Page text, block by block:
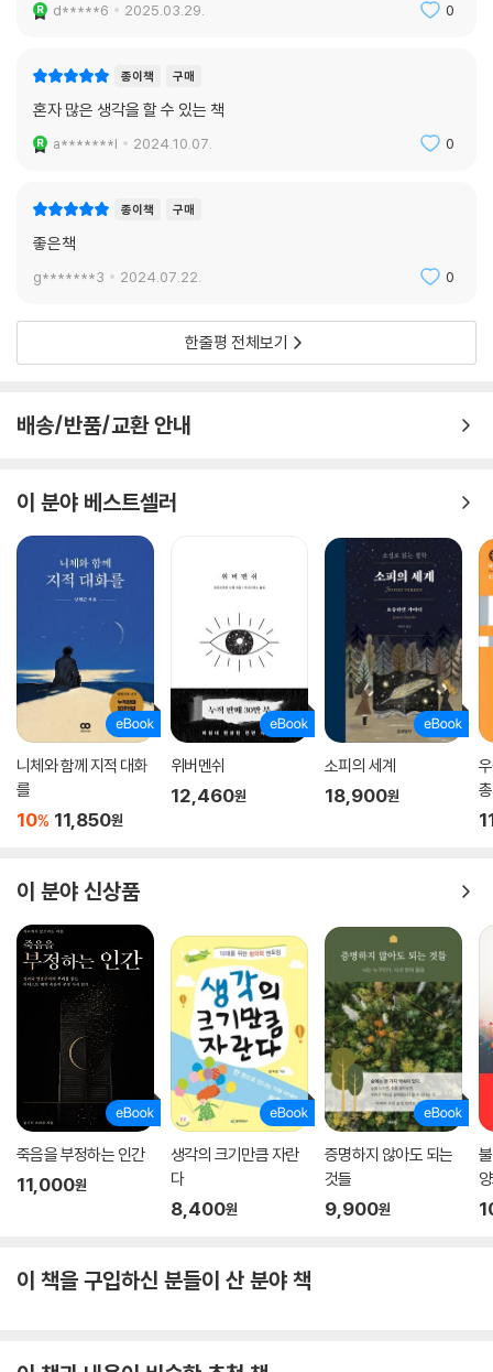
요즘도 프로스포츠 분야에서 운동능력 강화 약물을 사용하는 경우가 빈번
과거에는 선발 투수가 속한 팀의 득점이 부진하면 나쁜 운을 탓하면서 담
경우가 상당히 늘어나서, 그런 약제를 복용하지 않고 경기에 나오는 선수
들은 “발가벗고 출전했다”는 비난을 받기도 한다. (5장 정복과 선물_겸손
약화로 이어진다. 성공이 전적으로 자신의 선택과 노력의 결과만이 아니라
는 인식은 우리가 시장경제에서 거둬들인 수확물을 상대적으로 재능을 덜
그러나 선물로 주어진 재능의 우연성을 무시하면 “성공은 미덕과 능력을
가진 자만이 쓸 수 있는 왕관이며, 부자들이 부자인 것은 가난한 이들보다
보험을 예로 들어보자. (…) 보험 시장은 사람들이 질병이나 사고와 관련된
다. 유전자 검사 기술이 발전하여 각 개인의 병력과 기대수명을 신뢰할 만
한수준으로 예측할 수 있게 된다고 가정해보자. 건강하게 오래 살 수 있다
고 확신하는 사람은 보험에 가입하려 하지 않을 것이고, 건강하지 못할 운
명을 지닌 사람이 부담하는 보험료는 엄청나게 치솟을 것이다. 좋은 유전
자를 가진 사람들이 나쁜 유전자를 가진 사람들이 속한 보험회사에서 탈퇴
하기 시작하면서 보험의 연대성 측면이 사라지게 될 것이다. (5장 정복과
선물_겸손과 책임과 연대)
이 책은 여러 생명공학 기술의 윤리 문제를 다루고 있지만, 샌델이 제안하
는 우리의 태도와 인식의 방향은 비단 생명공학 분야에만 머무르지 않는
다. 그가 끊임없이 제기하는 의문과 반론은 현대 과학이 견지한 윤리적 입
장에 대한 비판과 반성을 촉구하고, 나아가 우리는 어떤 사회에서 살고 싶
은가, 존재 방식에 대한 바람직한 태도는 무엇인가, 삶에 대한 올바른 마음
의 습관은 무엇인가라는 질문의 답을 고민하게 해준다. 샌델이 지적했듯이
리는 유전적으로 완벽해지려는 인간의 일부 시도들이 윤리적으로 불안한
증을 해소할 길잡이가 되어줄 것이다.
■ 본문 중에서
유전학의 획기적인 발전은 밝은 전망과 어두운 우려를 동시에 안겨준다.
유전학은 인간을 괴롭히는 다양한 질병을 치료하거나 예방할 길을 열어준
다는 점에서 밝은 전망을 제공한다. 우려되는 점은 새로운 유전학적 지식
으로 인해 자연으로서의 우리 모습을 마음대로 조작할 수 있을지도 모른다
는 사실이다. 가령 근육의 힘과 기억력과 기분을 향상시키고, 자녀의 성별
과 키를 비롯한 유전적 특질을 선택하고, 신체적?인지적 능력을 개선하고,
우리 자신을 “비할 데 없는 최선의 상태”로 만드는 것이 가능해지는 것이
류가 취해야 할 적절한 태도에 관한 문제가 그것이다. 이런 문제는 거의 신
d*****6 2025.03.29. 0
종이책 구매
혼자 많은 생각을 할 수 있는 책
a*******l 2024.10.07. 0
종이책 구매
좋은책
g*******3 2024.07.22. 0
한줄평 전체보기
배송/반품/교환 안내
이 분야 베스트셀러
니체와 함께 지적 대화
를
10% 11,850원
위버멘쉬
12,460원
소피의 세계
18,900원
이 분야 신상품
죽음을 부정하는 인간
11,000원
생각의 크기만큼 자란
다
8,400원
증명하지 않아도 되는
것들
9,900원
이 책을 구입하신 분들이 산 분야 책